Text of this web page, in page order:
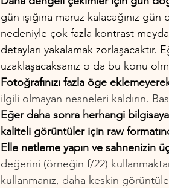
gün ışığına maruz kalacağınız
nedeniyle çok fazla kontrast
detayları yakalamak zorlaşacaktır.
uzaklaşacaksanız o da bu konu
Fotoğrafınızı fazla öge
ilgili olmayan nesneleri kaldırın.
Eğer daha sonra herhangi
kaliteli görüntüler için raw
Elle netleme yapın ve sahnenizin
değerini (örneğin f/22)
kullanmanız, daha keskin